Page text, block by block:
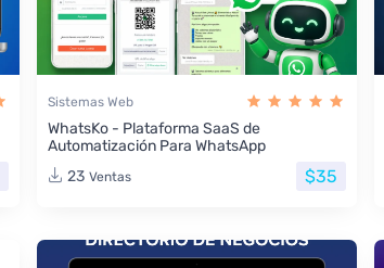
Sistemas Web
WhatsKo - Plataforma SaaS de
Automatización Para WhatsApp
23 Ventas $35